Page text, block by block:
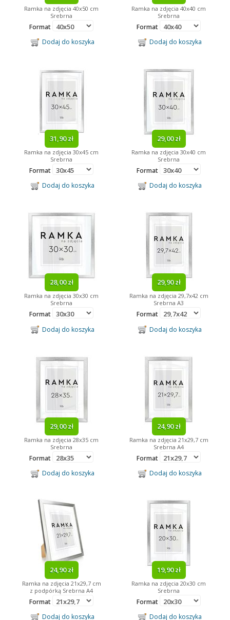
Ramka na zdjęcia 40x50 cm
Srebrna
Format
Dodaj do koszyka
Ramka na zdjęcia 40x40 cm
Srebrna
Format
Dodaj do koszyka
31,90 zł
Ramka na zdjęcia 30x45 cm
Srebrna
Format
Dodaj do koszyka
29,00 zł
Ramka na zdjęcia 30x40 cm
Srebrna
Format
Dodaj do koszyka
28,00 zł
Ramka na zdjęcia 30x30 cm
Srebrna
Format
Dodaj do koszyka
29,90 zł
Ramka na zdjęcia 29,7x42 cm
Srebrna A3
Format
Dodaj do koszyka
29,00 zł
Ramka na zdjęcia 28x35 cm
Srebrna
Format
Dodaj do koszyka
24,90 zł
Ramka na zdjęcia 21x29,7 cm
Srebrna A4
Format
Dodaj do koszyka
24,90 zł
Ramka na zdjęcia 21x29,7 cm
z podpórką Srebrna A4
Format
Dodaj do koszyka
19,90 zł
Ramka na zdjęcia 20x30 cm
Srebrna
Format
Dodaj do koszyka